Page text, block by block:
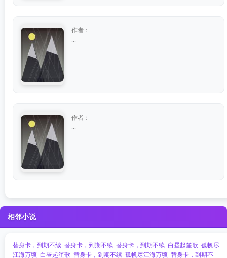
作者：
作者：
相邻小说
替身卡，到期不续 替身卡，到期不续 替身卡，到期不续 白昼起笙歌 孤帆尽
江海万顷 白昼起笙歌 替身卡，到期不续 孤帆尽江海万顷 替身卡，到期不